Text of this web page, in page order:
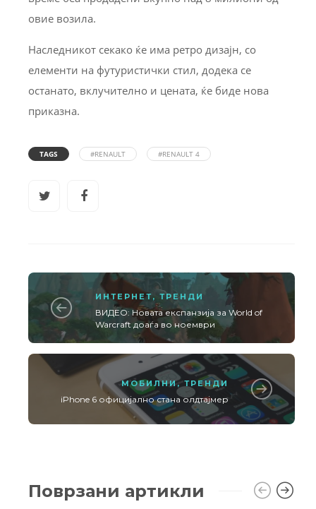
овие возила.
Наследникот секако ќе има ретро дизајн, со
елементи на футуристички стил, додека се
останато, вклучително и цената, ќе биде нова
приказна.
TAGS #RENAULT #RENAULT 4
ИНТЕРНЕТ, ТРЕНДИ
ВИДЕО: Новата експанзија за World of
Warcraft доаѓа во ноември
МОБИЛНИ,ТРЕНДИ
iPhone 6 официјално стана олдтајмер
Поврзани артикли